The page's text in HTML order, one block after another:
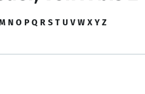
N O P Q R S T U V W X Y Z